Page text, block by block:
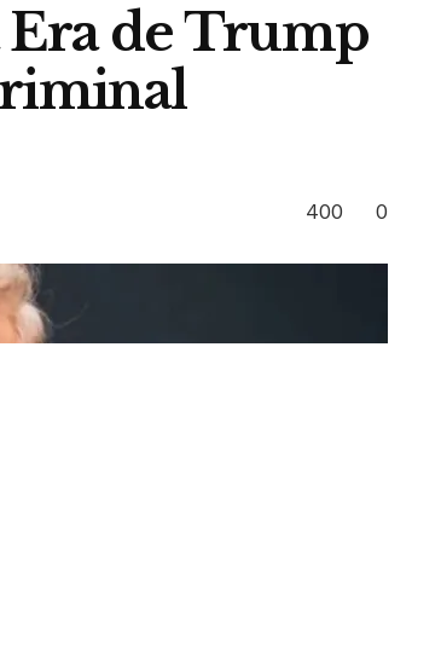
de Trump
400 0